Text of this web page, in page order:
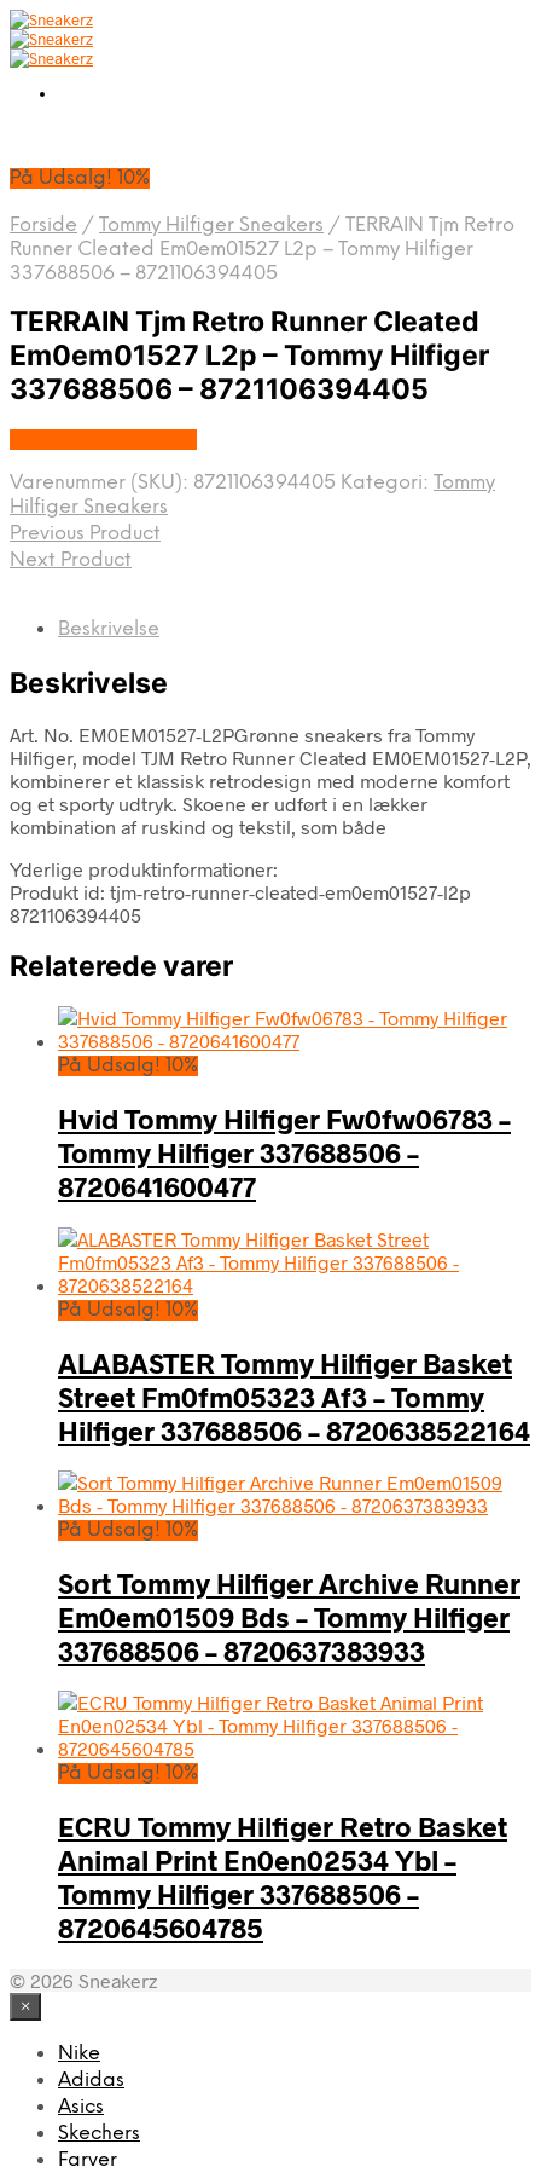
På Udsalg! 10%
Forside / Tommy Hilfiger Sneakers / TERRAIN Tjm Retro
Runner Cleated Em0em01527 L2p – Tommy Hilfiger
337688506 – 8721106394405
TERRAIN Tjm Retro Runner Cleated
Em0em01527 L2p – Tommy Hilfiger
337688506 – 8721106394405
Varenummer (SKU): 8721106394405 Kategori: Tommy
Hilfiger Sneakers
Previous Product
Next Product
Beskrivelse
Beskrivelse
Art. No. EM0EM01527-L2PGrønne sneakers fra Tommy
Hilfiger, model TJM Retro Runner Cleated EM0EM01527-L2P,
kombinerer et klassisk retrodesign med moderne komfort
og et sporty udtryk. Skoene er udført i en lækker
kombination af ruskind og tekstil, som både
Yderlige produktinformationer:
Produkt id: tjm-retro-runner-cleated-em0em01527-l2p
8721106394405
Relaterede varer
På Udsalg! 10%
Hvid Tommy Hilfiger Fw0fw06783 –
Tommy Hilfiger 337688506 –
8720641600477
På Udsalg! 10%
ALABASTER Tommy Hilfiger Basket
Street Fm0fm05323 Af3 – Tommy
Hilfiger 337688506 – 8720638522164
På Udsalg! 10%
Sort Tommy Hilfiger Archive Runner
Em0em01509 Bds – Tommy Hilfiger
337688506 – 8720637383933
På Udsalg! 10%
ECRU Tommy Hilfiger Retro Basket
Animal Print En0en02534 Ybl –
Tommy Hilfiger 337688506 –
8720645604785
© 2026 Sneakerz
×
Nike
Adidas
Asics
Skechers
Farver